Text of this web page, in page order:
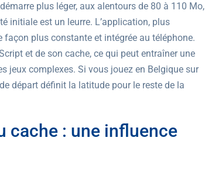
plus léger, aux alentours de 80 à 110 Mo,
initiale est un leurre. L’application, plus
plus constante et intégrée au téléphone.
et de son cache, ce qui peut entraîner une
jeux complexes. Si vous jouez en Belgique sur
départ définit la latitude pour le reste de la
cache : une influence